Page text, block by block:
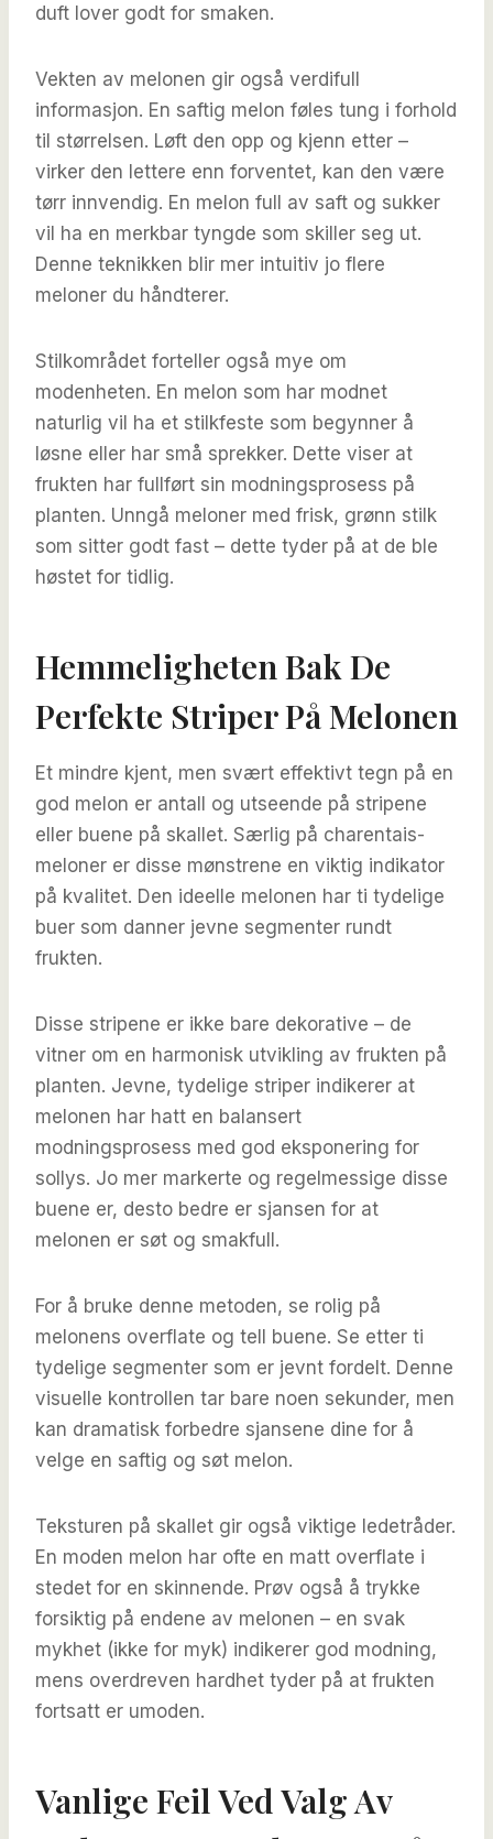
duft lover godt for smaken.
Vekten av melonen gir også verdifull
informasjon. En saftig melon føles tung i forhold
til størrelsen. Løft den opp og kjenn etter –
virker den lettere enn forventet, kan den være
tørr innvendig. En melon full av saft og sukker
vil ha en merkbar tyngde som skiller seg ut.
Denne teknikken blir mer intuitiv jo flere
meloner du håndterer.
Stilkområdet forteller også mye om
modenheten. En melon som har modnet
naturlig vil ha et stilkfeste som begynner å
løsne eller har små sprekker. Dette viser at
frukten har fullført sin modningsprosess på
planten. Unngå meloner med frisk, grønn stilk
som sitter godt fast – dette tyder på at de ble
høstet for tidlig.
Hemmeligheten Bak De
Perfekte Striper På Melonen
Et mindre kjent, men svært effektivt tegn på en
god melon er antall og utseende på stripene
eller buene på skallet. Særlig på charentais-
meloner er disse mønstrene en viktig indikator
på kvalitet. Den ideelle melonen har ti tydelige
buer som danner jevne segmenter rundt
frukten.
Disse stripene er ikke bare dekorative – de
vitner om en harmonisk utvikling av frukten på
planten. Jevne, tydelige striper indikerer at
melonen har hatt en balansert
modningsprosess med god eksponering for
sollys. Jo mer markerte og regelmessige disse
buene er, desto bedre er sjansen for at
melonen er søt og smakfull.
For å bruke denne metoden, se rolig på
melonens overflate og tell buene. Se etter ti
tydelige segmenter som er jevnt fordelt. Denne
visuelle kontrollen tar bare noen sekunder, men
kan dramatisk forbedre sjansene dine for å
velge en saftig og søt melon.
Teksturen på skallet gir også viktige ledetråder.
En moden melon har ofte en matt overflate i
stedet for en skinnende. Prøv også å trykke
forsiktig på endene av melonen – en svak
mykhet (ikke for myk) indikerer god modning,
mens overdreven hardhet tyder på at frukten
fortsatt er umoden.
Vanlige Feil Ved Valg Av